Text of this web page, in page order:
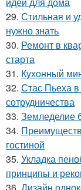
29. Стильная и
нужно знать
30. Ремонт в
старта
31. Кухонный
32. Стас Пьеха
сотрудничества
33. Земледелие
34.
гостиной
35. Укладка
принципы и